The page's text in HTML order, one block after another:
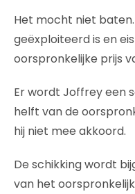
Het mocht niet
geëxploiteerd is en
oorspronkelijke prijs
Er wordt Joffrey een
helft van de
hij niet mee akkoord.
De schikking wordt
van het